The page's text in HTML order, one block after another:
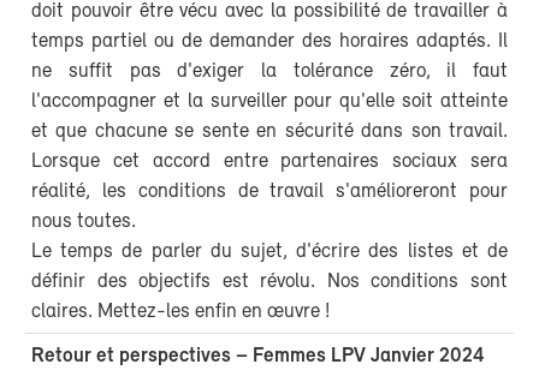
doit pouvoir être vécu avec la possibilité de travailler à
temps partiel ou de demander des horaires adaptés. Il
ne suffit pas d'exiger la tolérance zéro, il faut
l'accompagner et la surveiller pour qu'elle soit atteinte
et que chacune se sente en sécurité dans son travail.
Lorsque cet accord entre partenaires sociaux sera
réalité, les conditions de travail s'amélioreront pour
nous toutes.
Le temps de parler du sujet, d'écrire des listes et de
définir des objectifs est révolu. Nos conditions sont
claires. Mettez-les enfin en œuvre !
Retour et perspectives – Femmes LPV Janvier 2024